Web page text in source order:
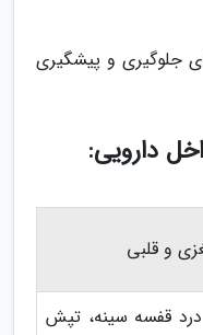
جلوگیری و پیشگیری
دارویی:
و قلبی
قفسه سینه، تپش